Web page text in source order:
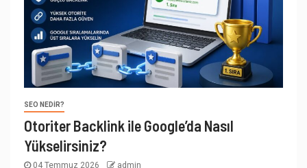
SEO NEDIR?
Otoriter Backlink ile Google’da Nasıl
Yükselirsiniz?
04 Temmuz 2026 admin